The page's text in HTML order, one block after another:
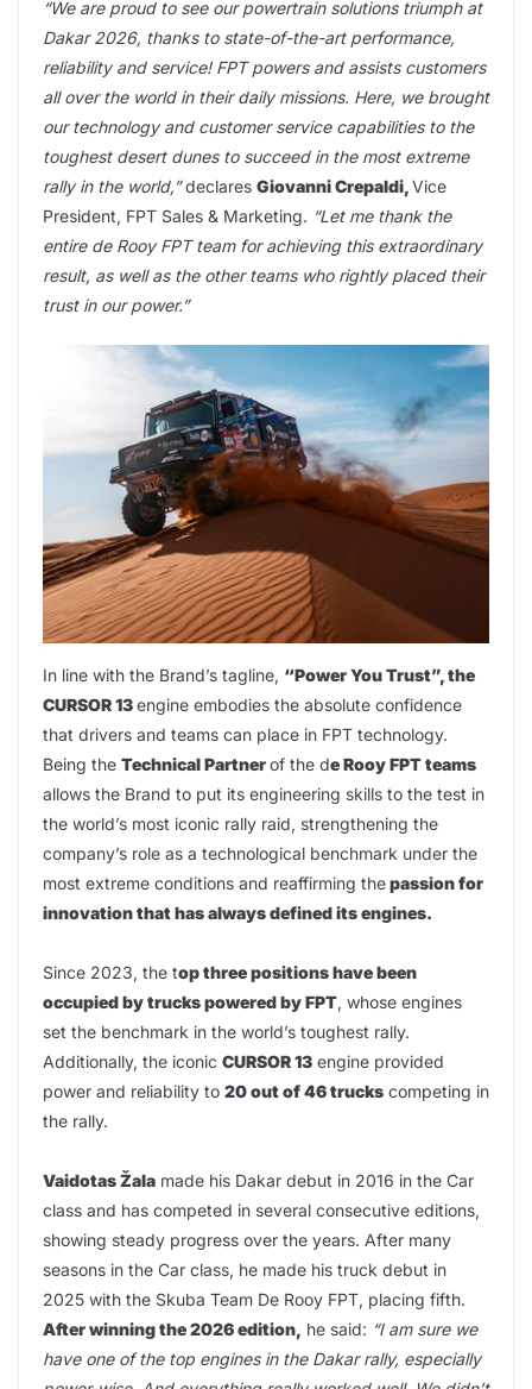
“We are proud to see our powertrain solutions triumph at
Dakar 2026, thanks to state-of-the-art performance,
reliability and service! FPT powers and assists customers
all over the world in their daily missions. Here, we brought
our technology and customer service capabilities to the
toughest desert dunes to succeed in the most extreme
rally in the world,”declares Giovanni Crepaldi,Vice
President, FPT Sales & Marketing. “Let me thank the
entire de Rooy FPT team for achieving this extraordinary
result, as well as the other teams who rightly placed their
trust in our power.”
In line with the Brand’s tagline, “Power You Trust”, the
CURSOR 13engine embodies the absolute confidence
that drivers and teams can place in FPT technology.
Being the Technical Partnerof the de Rooy FPT teams
allows the Brand to put its engineering skills to the test in
the world’s most iconic rally raid, strengthening the
company’s role as a technological benchmark under the
most extreme conditions and reaffirming thepassion for
innovation that has always defined its engines.
Since 2023, the top three positions have been
occupied by trucks powered by FPT, whose engines
set the benchmark in the world’s toughest rally.
Additionally, the iconic CURSOR 13 engine provided
power and reliability to 20 out of 46 trucks competing in
the rally.
Vaidotas Žala made his Dakar debut in 2016 in the Car
class and has competed in several consecutive editions,
showing steady progress over the years. After many
seasons in the Car class, he made his truck debut in
2025 with the Skuba Team De Rooy FPT, placing fifth.
After winning the 2026 edition, he said: “I am sure we
have one of the top engines in the Dakar rally, especially